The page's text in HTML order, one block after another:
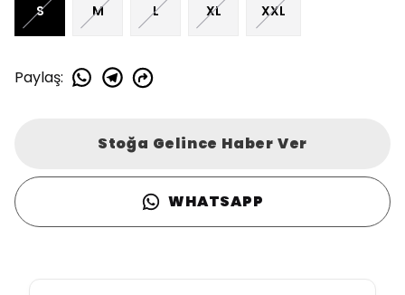
S M L XL XXL
Paylaş:
Stoğa Gelince Haber Ver
WHATSAPP